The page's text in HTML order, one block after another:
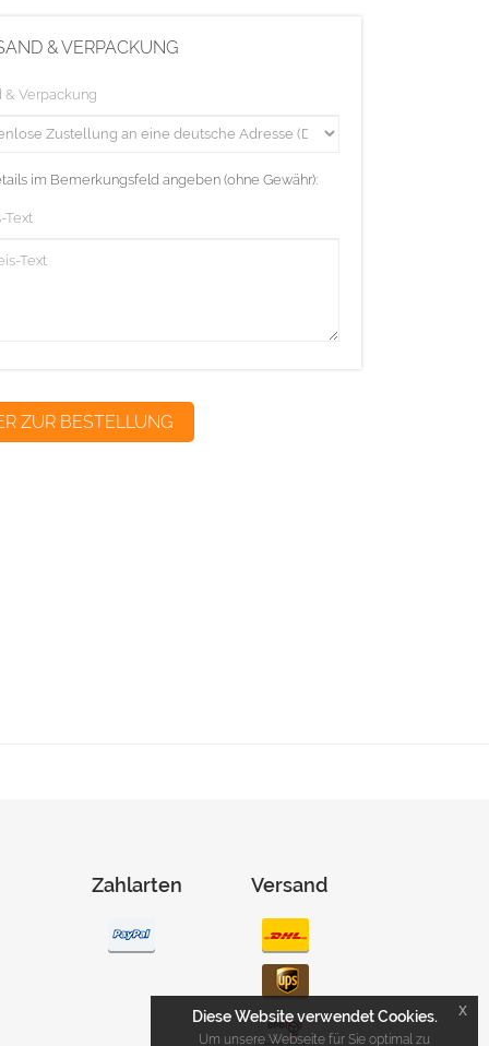
& VERPACKUNG
& Verpackung
im Bemerkungsfeld angeben (ohne Gewähr):
Text
Zahlarten Versand
Diese Website verwendet Cookies.
Um unsere Webseite für Sie optimal zu
x